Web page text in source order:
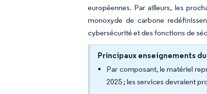
européennes. Par ailleurs, les
monoxyde de carbone
cybersécurité et des fonctions de
Principaux enseignements
Par composant, le matériel
2025 ; les services devraient